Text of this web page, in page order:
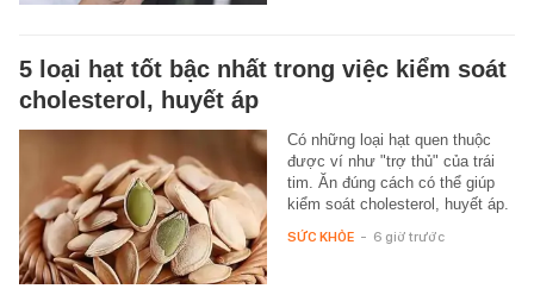
5 loại hạt tốt bậc nhất trong việc kiểm soát
cholesterol, huyết áp
Có những loại hạt quen thuộc
được ví như "trợ thủ" của trái
tim. Ăn đúng cách có thể giúp
kiểm soát cholesterol, huyết áp.
SỨC KHỎE - 6 giờ trước